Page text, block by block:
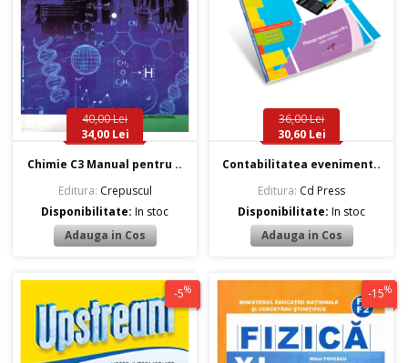
40,00 Lei
34,00 Lei
Chimie C3 Manual pentru ..
Editura: Crepuscul
Disponibilitate:In stoc
36,00 Lei
30,60 Lei
Contabilitatea eveniment..
Editura: Cd Press
Disponibilitate:In stoc
-5% -15%